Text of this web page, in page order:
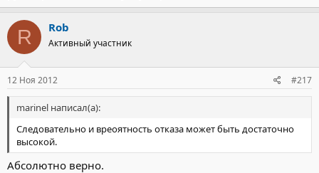
R Rob
Активный участник
12 Ноя 2012 #217
marinel написал(а):
Следовательно и вреоятность отказа может быть достаточно
высокой.
Абсолютно верно.